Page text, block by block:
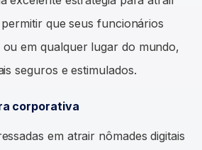
que seus funcionários
em qualquer lugar do mundo,
seguros e estimulados.
corporativa
em atrair nômades digitais